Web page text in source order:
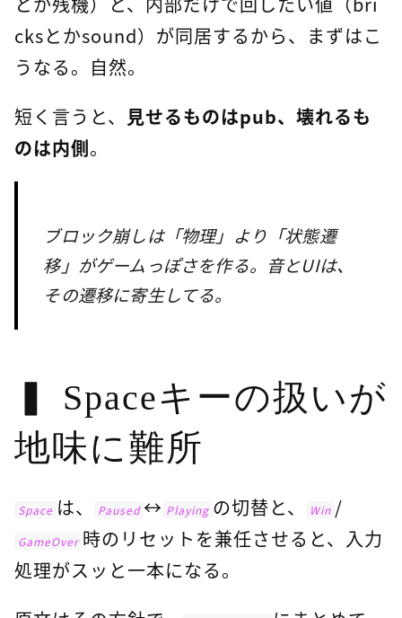
cksとかsound）が同居するから、まずはこ
うなる。自然。
短く言うと、 見せるものはpub、壊れるも
のは内側。
ブロック崩しは「物理」より「状態遷
移」がゲームっぽさを作る。音とUIは、
その遷移に寄生してる。
Spaceキーの扱いが
地味に難所
Space は、 Paused ↔ Playing の切替と、 Win /
GameOver 時のリセットを兼任させると、入力
処理がスッと一本になる。